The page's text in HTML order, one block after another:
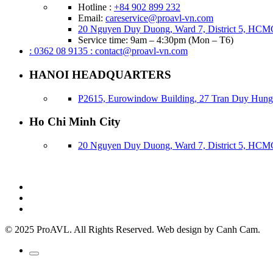
Hotline : +84 902 899 232
Email: careservice@proavl-vn.com
20 Nguyen Duy Duong, Ward 7, District 5,
Service time: 9am – 4:30pm (Mon – T6)
: 0362 08 9135 : contact@proavl-vn.com
HANOI HEADQUARTERS
P2615, Eurowindow Building, 27 Tran Duy
Ho Chi Minh City
20 Nguyen Duy Duong, Ward 7, District 5,
© 2025 ProAVL. All Rights Reserved. Web design by Canh Cam.